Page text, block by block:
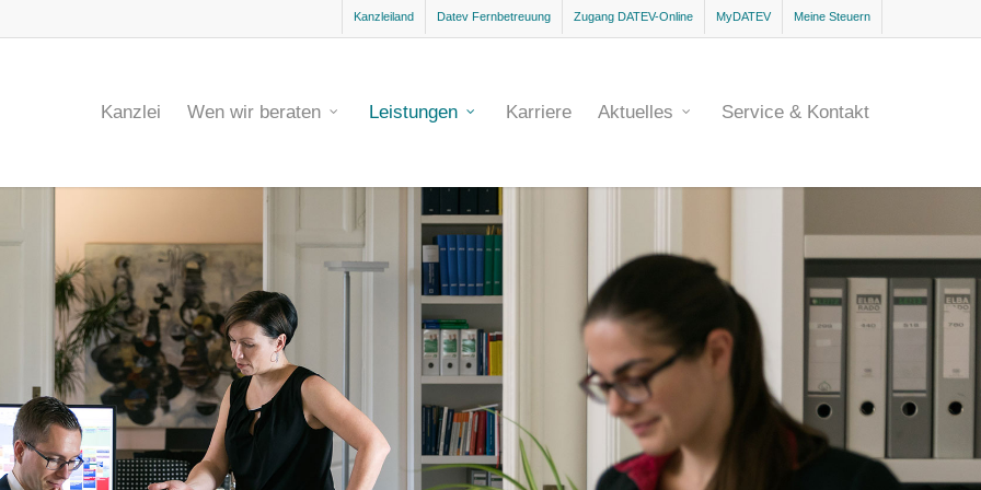
Kanzleiland Datev Fernbetreuung Zugang DATEV-Online MyDATEV Meine Steuern
Kanzlei Wen wir beraten Leistungen Karriere Aktuelles Service & Kontakt